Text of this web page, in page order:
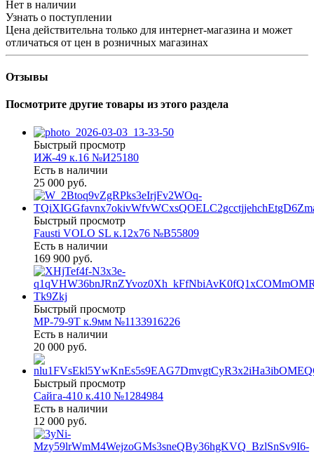
Нет в наличии
Узнать о поступлении
Цена действительна только для интернет-магазина и может
отличаться от цен в розничных магазинах
Отзывы
Посмотрите другие товары из этого раздела
Быстрый просмотр
ИЖ-49 к.16 №И25180
Есть в наличии
25 000 руб.
Быстрый просмотр
Fausti VOLO SL к.12х76 №В55809
Есть в наличии
169 900 руб.
Быстрый просмотр
МР-79-9Т к.9мм №1133916226
Есть в наличии
20 000 руб.
Быстрый просмотр
Сайга-410 к.410 №1284984
Есть в наличии
12 000 руб.